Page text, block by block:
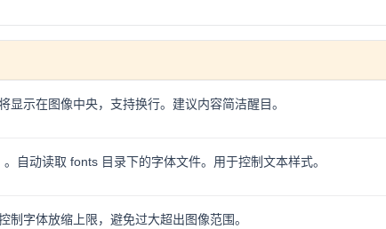
显示在图像中央，支持换行。建议内容简洁醒目。
自动读取 fonts 目录下的字体文件。用于控制文本样式。
制字体放缩上限，避免过大超出图像范围。